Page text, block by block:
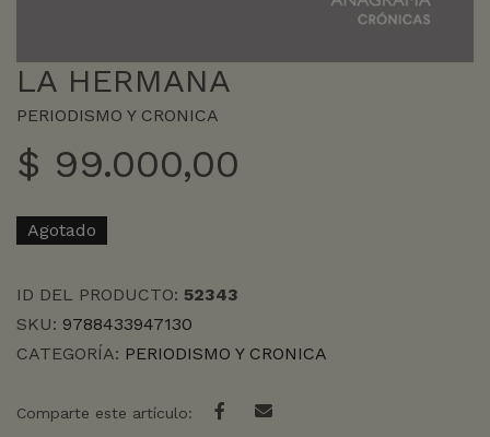
LA HERMANA
PERIODISMO Y CRONICA
$ 99.000,00
Agotado
ID DEL PRODUCTO: 52343
SKU: 9788433947130
CATEGORÍA: PERIODISMO Y CRONICA
Comparte este artículo: